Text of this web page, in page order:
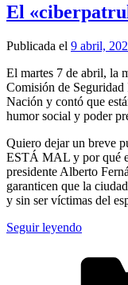
El
Publicada el 9 abril,
El martes 7 de abril, la
Comisión de
Nación y contó que
humor social y poder
Quiero dejar un breve
ESTÁ MAL y por qué
presidente Alberto
garanticen que la
y sin ser víctimas del
Seguir leyendo